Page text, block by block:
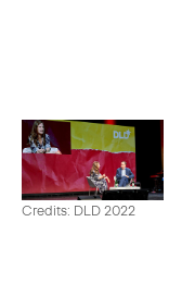
Credits: DLD 2022